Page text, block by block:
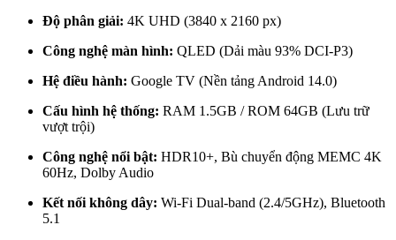
Độ phân giải: 4K UHD (3840 x 2160 px)
Công nghệ màn hình: QLED (Dải màu 93% DCI-P3)
Hệ điều hành: Google TV (Nền tảng Android 14.0)
Cấu hình hệ thống: RAM 1.5GB / ROM 64GB (Lưu trữ
vượt trội)
Công nghệ nổi bật: HDR10+, Bù chuyển động MEMC 4K
60Hz, Dolby Audio
Kết nối không dây: Wi-Fi Dual-band (2.4/5GHz), Bluetooth
5.1